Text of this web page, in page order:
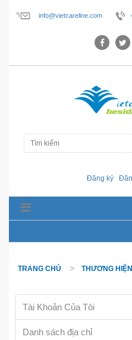
info@vietcareline.com
Đăng ký
TRANG CHỦ THƯƠNG HIỆN
Tài Khoản Của Tôi
Danh sách địa chỉ